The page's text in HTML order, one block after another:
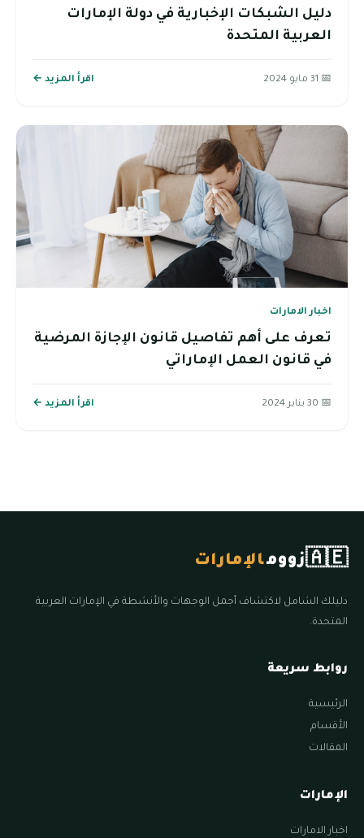
دليل الشبكات الإخبارية في دولة الإمارات
العربية المتحدة
📅 31 مايو 2024 اقرأ المزيد ←
اخبار الامارات
تعرف على أهم تفاصيل قانون الإجازة المرضية
في قانون العمل الإماراتي
📅 30 يناير 2024 اقرأ المزيد ←
🇦🇪زوومالإمارات
دليلك الشامل لاكتشاف أجمل الوجهات والأنشطة في الإمارات العربية
المتحدة.
روابط سريعة
الرئيسية
الأقسام
المقالات
الإمارات
اخبار الامارات